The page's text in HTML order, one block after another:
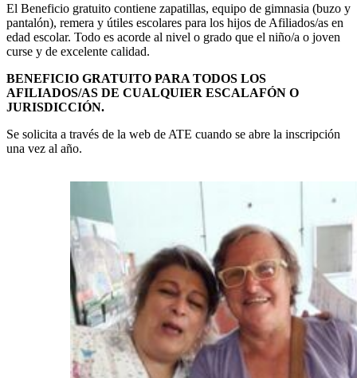
El Beneficio gratuito contiene zapatillas, equipo de gimnasia (buzo y
pantalón), remera y útiles escolares para los hijos de Afiliados/as en
edad escolar. Todo es acorde al nivel o grado que el niño/a o joven
curse y de excelente calidad.
BENEFICIO GRATUITO PARA TODOS LOS
AFILIADOS/AS DE CUALQUIER ESCALAFÓN O
JURISDICCIÓN.
Se solicita a través de la web de ATE cuando se abre la inscripción
una vez al año.